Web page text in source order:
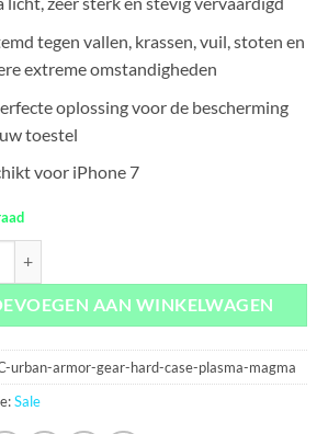
tegen vallen, krassen, vuil, stoten en
extreme omstandigheden
oplossing voor de bescherming
toestel
voor iPhone 7
AAN WINKELWAGEN
urban-armor-gear-hard-case-plasma-magma
Sale